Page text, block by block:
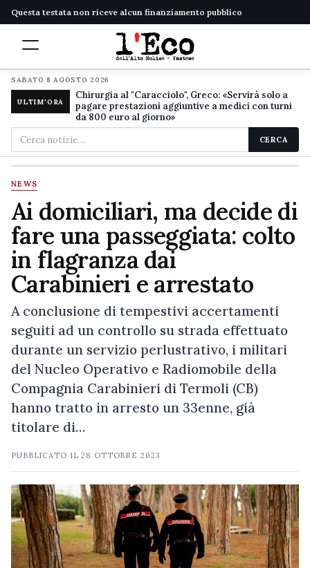
Questa testata non riceve alcun finanziamento pubblico
SABATO 8 AGOSTO 2026
ULTIM'ORA
Chirurgia al "Caracciolo", Greco: «Servirà solo a
pagare prestazioni aggiuntive a medici con turni
da 800 euro al giorno»
Cerca
nel
sito
CERCA
NEWS
Ai domiciliari, ma decide di
fare una passeggiata: colto
in flagranza dai
Carabinieri e arrestato
A conclusione di tempestivi accertamenti
seguiti ad un controllo su strada effettuato
durante un servizio perlustrativo, i militari
del Nucleo Operativo e Radiomobile della
Compagnia Carabinieri di Termoli (CB)
hanno tratto in arresto un 33enne, già
titolare di…
PUBBLICATO IL28 OTTOBRE 2023